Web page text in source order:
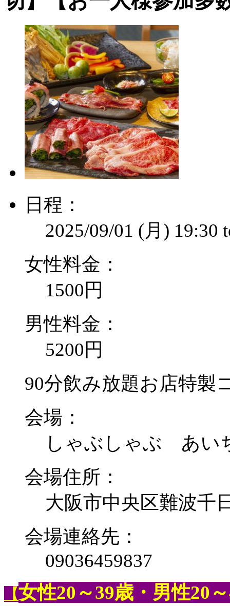
日程：
2025/09/01 (月) 19:30
女性料金：
1500円
男性料金：
5200円
90分飲み放題お店特製
会場：
しゃぶしゃぶ あい
会場住所：
大阪市中央区難波千
会場連絡先：
09036459837
【女性20～39歳・男性20